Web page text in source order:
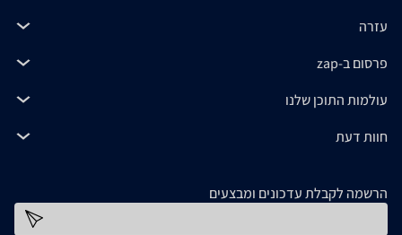
עזרה
פרסום ב-zap
עולמות התוכן שלנו
חוות דעת
הרשמה לקבלת עדכונים ומבצעים